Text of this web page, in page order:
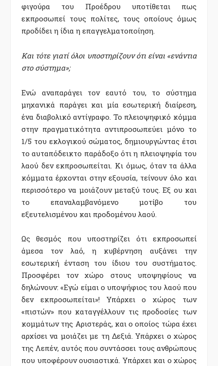
φιγούρα του Προέδρου υποτίθεται πως
εκπροσωπεί τους πολίτες, τους οποίους όμως
προδίδει η ίδια η επαγγελματοποίηση.
Και τότε γιατί όλοι υποστηρίζουν ότι είναι «ενάντια
στο σύστημα»;
Ενώ αναπαράγει τον εαυτό του, το σύστημα
μηχανικά παράγει και μία εσωτερική διαίρεση,
ένα διαβολικό αντίγραφο. Το πλειοψηφικό κόμμα
στην πραγματικότητα αντιπροσωπεύει μόνο το
1/5 του εκλογικού σώματος, δημιουργώντας έτσι
το αυταπόδεικτο παράδοξο ότι η πλειοψηφία του
λαού δεν εκπροσωπείται. Κι όμως, όταν τα άλλα
κόμματα έρχονται στην εξουσία, τείνουν όλο και
περισσότερο να μοιάζουν μεταξύ τους. Εξ ου και
το επαναλαμβανόμενο μοτίβο του
εξευτελισμένου και προδομένου λαού.
Ως θεσμός που υποστηρίζει ότι εκπροσωπεί
άμεσα τον λαό, η κυβέρνηση αυξάνει την
εσωτερική ένταση του ίδιου του συστήματος.
Προσφέρει τον χώρο στους υποψηφίους να
δηλώνουν: «Εγώ είμαι ο υποψήφιος του λαού που
δεν εκπροσωπείται»! Υπάρχει ο χώρος των
«πιστών» που καταγγέλλουν τις προδοσίες των
κομμάτων της Αριστεράς, και ο οποίος τώρα έχει
αρχίσει να μοιάζει με τη Δεξιά. Υπάρχει ο χώρος
της Λεπέν, αυτός που συντάσσει τους ανθρώπους
που υποφέρουν ουσιαστικά. Υπάρχει και ο χώρος